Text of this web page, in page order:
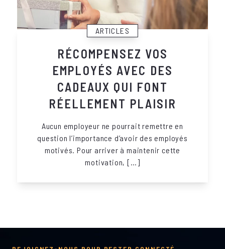
ARTICLES
RÉCOMPENSEZ VOS
EMPLOYÉS AVEC DES
CADEAUX QUI FONT
RÉELLEMENT PLAISIR
Aucun employeur ne pourrait remettre en
question l’importance d’avoir des employés
motivés. Pour arriver à maintenir cette
motivation, […]